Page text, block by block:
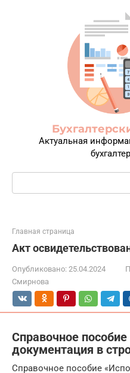
Актуальная
Поиск:
Главная страница
Акт
Опубликовано: 25.04.2024
Смирнова
Справочное
документация в
Справочное пособие